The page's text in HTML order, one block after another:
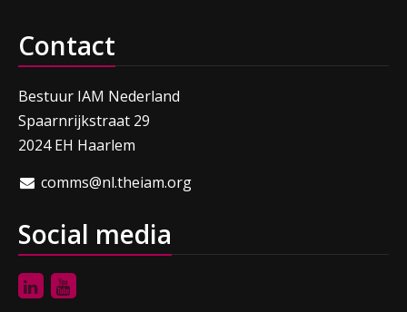
Contact
Bestuur IAM Nederland
Spaarnrijkstraat 29
2024 EH Haarlem
comms@nl.theiam.org
Social media